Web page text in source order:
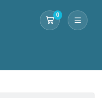
0
Votre panier